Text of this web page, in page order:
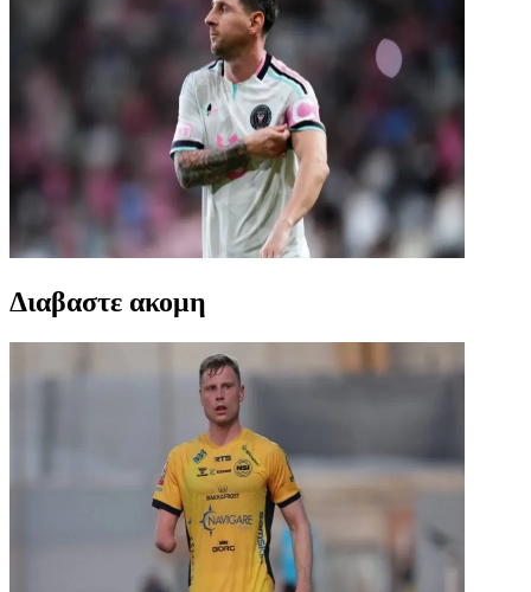
Διαβαστε ακομη